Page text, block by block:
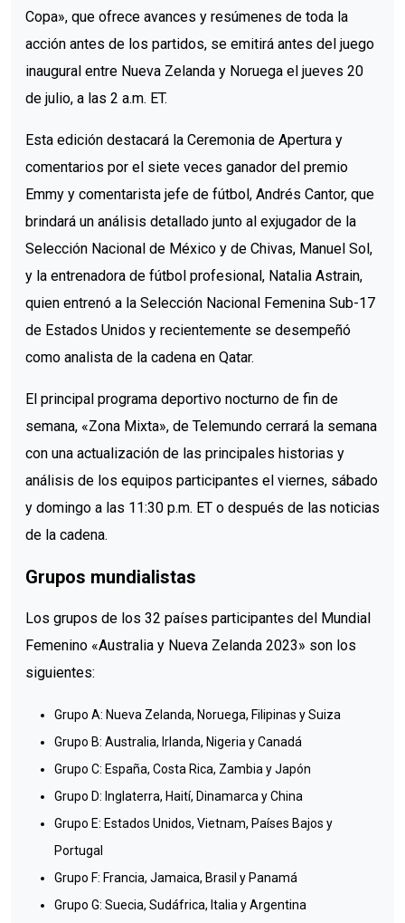
Copa», que ofrece avances y resúmenes de toda la
acción antes de los partidos, se emitirá antes del juego
inaugural entre Nueva Zelanda y Noruega el jueves 20
de julio, a las 2 a.m. ET.
Esta edición destacará la Ceremonia de Apertura y
comentarios por el siete veces ganador del premio
Emmy y comentarista jefe de fútbol, Andrés Cantor, que
brindará un análisis detallado junto al exjugador de la
Selección Nacional de México y de Chivas, Manuel Sol,
y la entrenadora de fútbol profesional, Natalia Astrain,
quien entrenó a la Selección Nacional Femenina Sub-17
de Estados Unidos y recientemente se desempeñó
como analista de la cadena en Qatar.
El principal programa deportivo nocturno de fin de
semana, «Zona Mixta», de Telemundo cerrará la semana
con una actualización de las principales historias y
análisis de los equipos participantes el viernes, sábado
y domingo a las 11:30 p.m. ET o después de las noticias
de la cadena.
Grupos mundialistas
Los grupos de los 32 países participantes del Mundial
Femenino «Australia y Nueva Zelanda 2023» son los
siguientes:
Grupo A: Nueva Zelanda, Noruega, Filipinas y Suiza
Grupo B: Australia, Irlanda, Nigeria y Canadá
Grupo C: España, Costa Rica, Zambia y Japón
Grupo D: Inglaterra, Haití, Dinamarca y China
Grupo E: Estados Unidos, Vietnam, Países Bajos y
Portugal
Grupo F: Francia, Jamaica, Brasil y Panamá
Grupo G: Suecia, Sudáfrica, Italia y Argentina